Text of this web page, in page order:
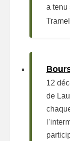
a tenu
12
de